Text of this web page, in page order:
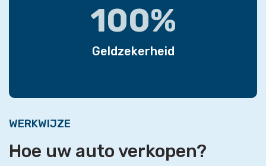
100%
Geldzekerheid
WERKWIJZE
Hoe uw auto verkopen?